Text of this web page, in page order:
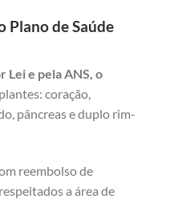
Plano de Saúde
Lei e pela ANS, o
coração,
pâncreas e duplo rim-
reembolso de
a área de